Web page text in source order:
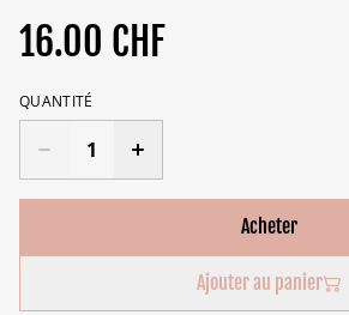
16.00 CHF
QUANTITÉ
Acheter
Ajouter au panier